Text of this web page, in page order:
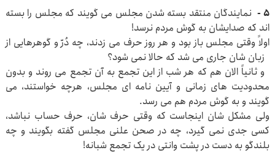
۵ -
نمایندگان منتقد بسته شدن مجلس می گویند که مجلس را بسته
اند که صدایشان به گوش مردم نرسد!
اولاً وقتی مجلس باز بود و هر روز حرف می زدند، چه دُرّ و گوهرهایی از
زبان شان جاری می شد که حالا نمی شود؟
و ثانیاً الان هم که هر شب از این تجمع به آن تجمع می روند و بدون
محدودیت های زمانی و آیین نامه ای مجلس، هرچه خواستند، می
گویند و به گوش مردم هم می رسد.
ولی مشکل شان اینجاست که وقتی حرف شان، حرف حساب نباشد،
کسی جدی نمی گیرد، چه در صحن علنی مجلس گفته بگویند و چه
بلندگو به دست در پشت وانتی در یک تجمع شبانه!